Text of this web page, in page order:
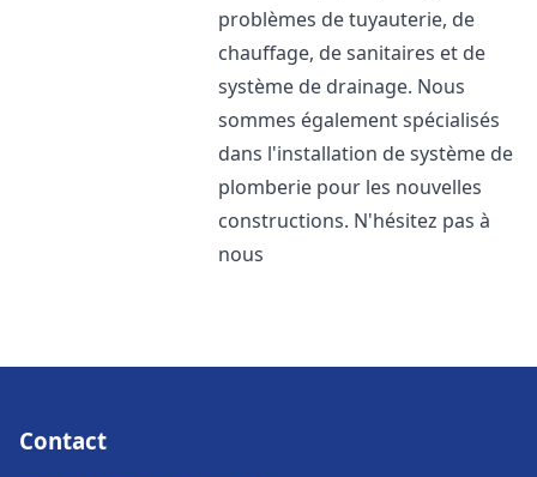
problèmes de tuyauterie, de
chauffage, de sanitaires et de
système de drainage. Nous
sommes également spécialisés
dans l'installation de système de
plomberie pour les nouvelles
constructions. N'hésitez pas à
nous
Contact